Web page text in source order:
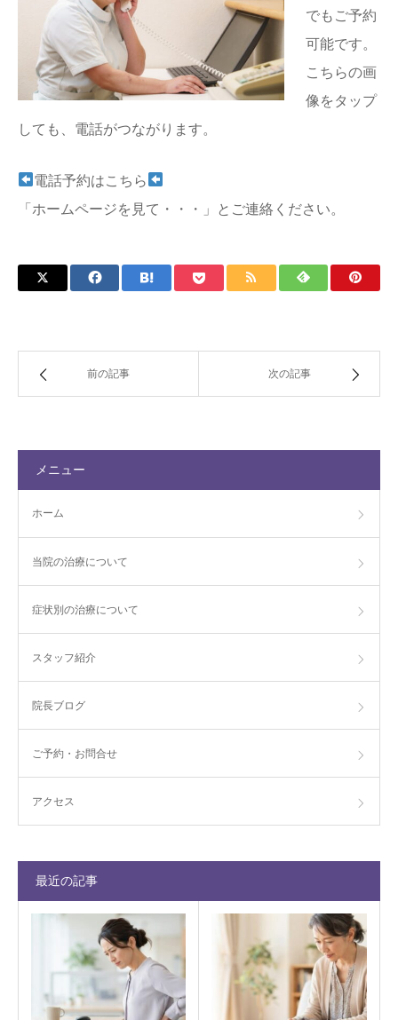
でもご予約
可能です。
こちらの画
像をタップ
しても、電話がつながります。
電話予約はこちら
「ホームページを見て・・・」とご連絡ください。
前の記事 次の記事
メニュー
ホーム
当院の治療について
症状別の治療について
スタッフ紹介
院長ブログ
ご予約・お問合せ
アクセス
最近の記事